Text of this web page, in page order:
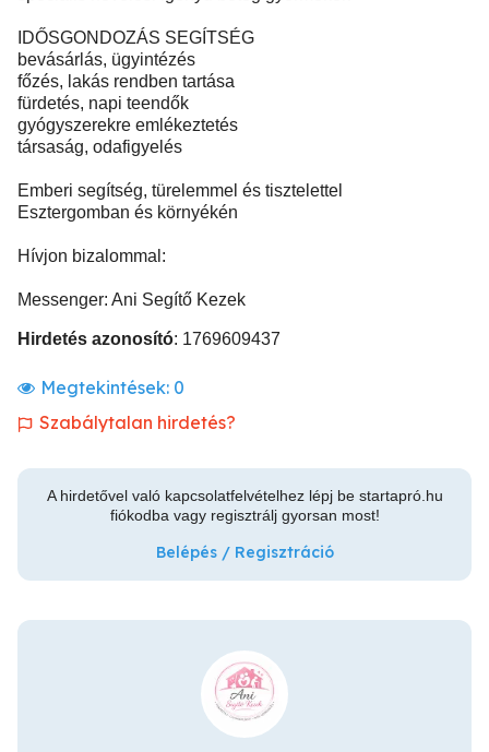
IDŐSGONDOZÁS SEGÍTSÉG
bevásárlás, ügyintézés
főzés, lakás rendben tartása
fürdetés, napi teendők
gyógyszerekre emlékeztetés
társaság, odafigyelés
Emberi segítség, türelemmel és tisztelettel
Esztergomban és környékén
Hívjon bizalommal:
Messenger: Ani Segítő Kezek
Hirdetés azonosító: 1769609437
Megtekintések: 0
Szabálytalan hirdetés?
A hirdetővel való kapcsolatfelvételhez lépj be startapró.hu
fiókodba vagy regisztrálj gyorsan most!
Belépés / Regisztráció